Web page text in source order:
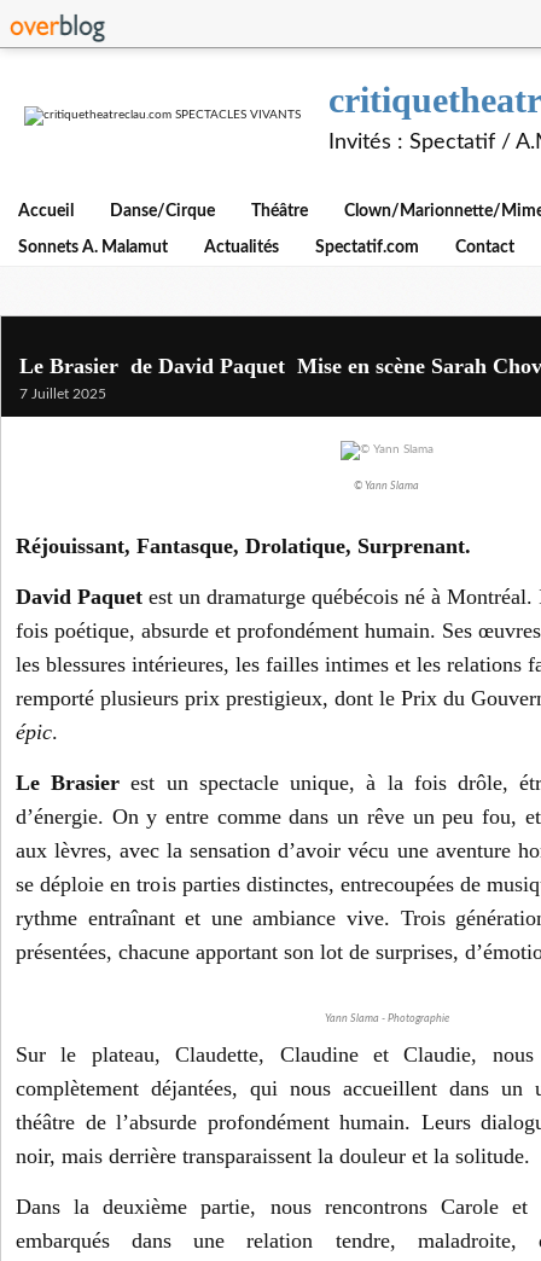
Invités : Spectatif /
Accueil Danse/Cirque Théâtre Clown/Marionnette/
Sonnets A. Malamut Actualités Spectatif.com Contact
Le Brasier de David Paquet Mise en scène Sarah
7 Juillet 2025
© Yann Slama
Réjouissant, Fantasque, Drolatique, Surprenant.
David Paquet est un dramaturge québécois né à
fois poétique, absurde et profondément humain. Ses
les blessures intérieures, les failles intimes et les relations
remporté plusieurs prix prestigieux, dont le Prix du
épic.
Le Brasier est un spectacle unique, à la fois drôle,
d’énergie. On y entre comme dans un rêve un peu fou,
aux lèvres, avec la sensation d’avoir vécu une aventure
se déploie en trois parties distinctes, entrecoupées de
rythme entraînant et une ambiance vive. Trois
présentées, chacune apportant son lot de surprises,
Yann Slama - Photographie
Sur le plateau, Claudette, Claudine et Claudie, nous
complètement déjantées, qui nous accueillent dans un
théâtre de l’absurde profondément humain. Leurs
noir, mais derrière transparaissent la douleur et la solitude.
Dans la deuxième partie, nous rencontrons Carole et
embarqués dans une relation tendre, maladroite,